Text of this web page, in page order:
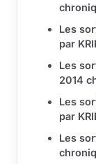
Les
par
Les
2014
Les
par
Les